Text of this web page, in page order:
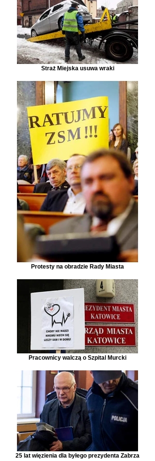
Straż Miejska usuwa wraki
Protesty na obradzie Rady Miasta
Pracownicy walczą o Szpital Murcki
25 lat więzienia dla byłego prezydenta Zabrza